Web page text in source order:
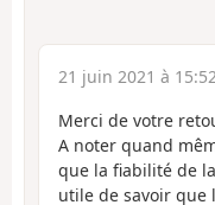
21 juin 2021 à
Merci de votre
A noter quand
que la fiabilité de
utile de savoir que